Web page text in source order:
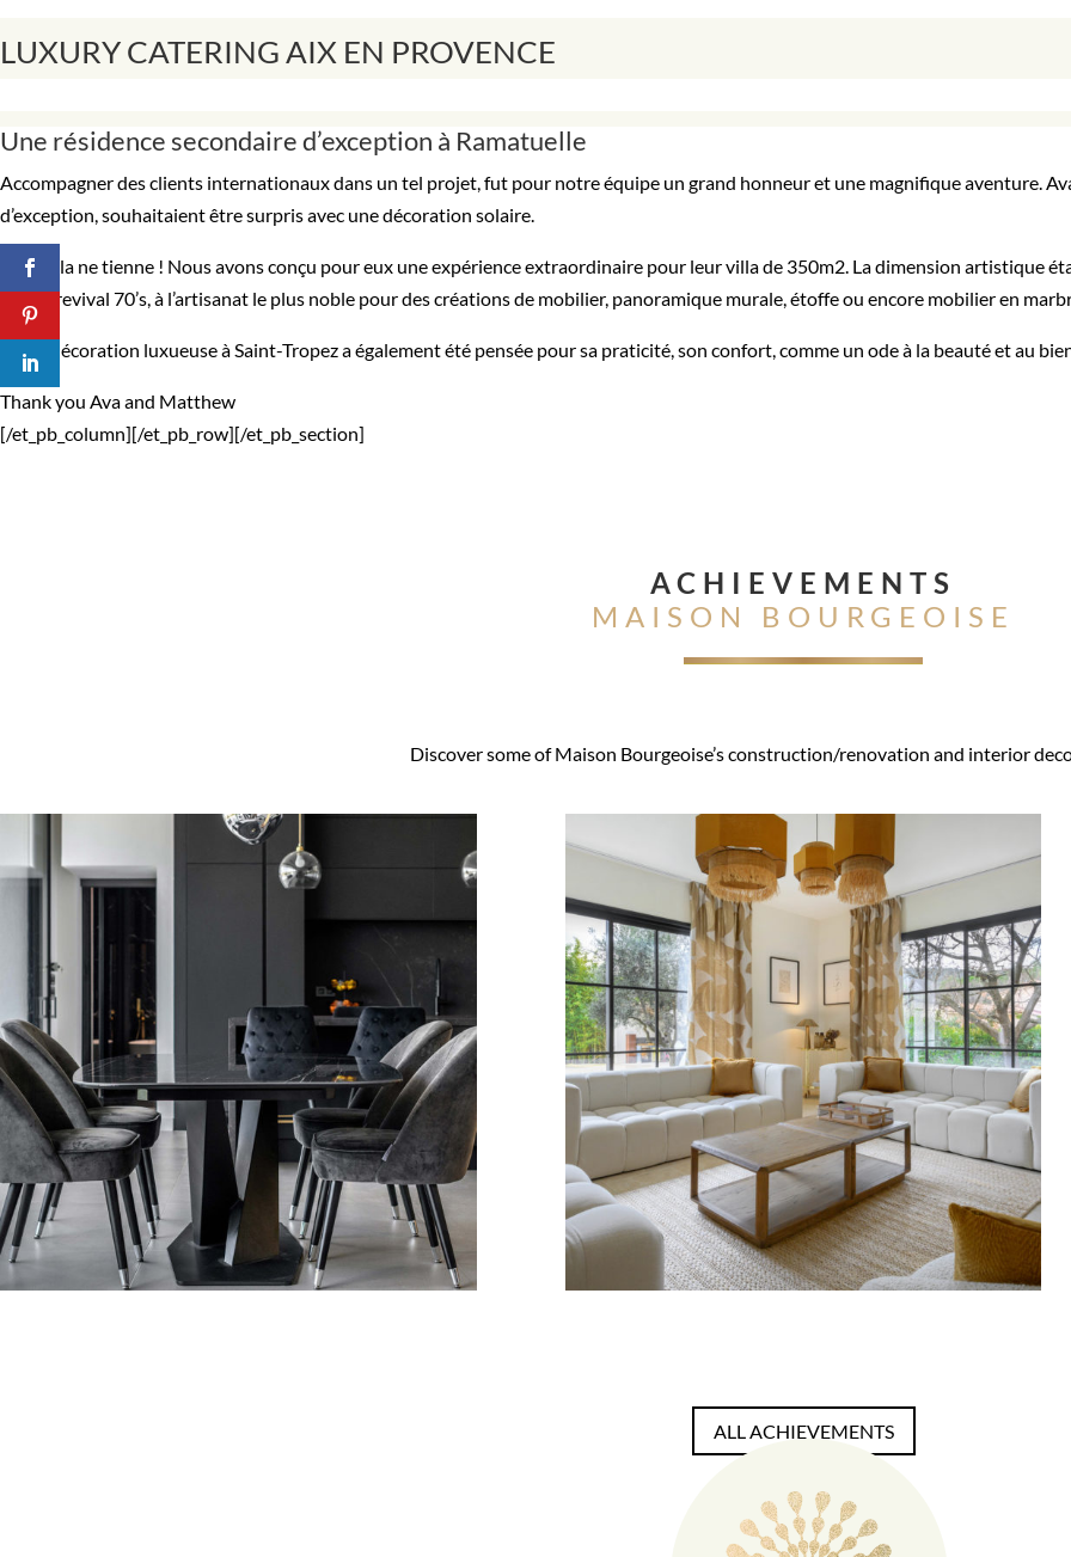
LUXURY CATERING AIX EN PROVENCE
Une résidence secondaire d’exception à Ramatuelle
Accompagner des clients internationaux dans un tel projet, fut pour notre équipe un grand honneur et une magnifique aventure.
d’exception, souhaitaient être surpris avec une décoration solaire.
Qu’à cela ne tienne ! Nous avons conçu pour eux une expérience extraordinaire pour leur villa de 350m2. La dimension artistique
pièces revival 70’s, à l’artisanat le plus noble pour des créations de mobilier, panoramique murale, étoffe ou encore mobilier en
Cette décoration luxueuse à Saint-Tropez a également été pensée pour sa praticité, son confort, comme un ode à la beauté et au
Thank you Ava and Matthew
[/et_pb_column][/et_pb_row][/et_pb_section]
ACHIEVEMENTS
MAISON BOURGEOISE
Discover some of Maison Bourgeoise’s construction/renovation and interior
ALL ACHIEVEMENTS